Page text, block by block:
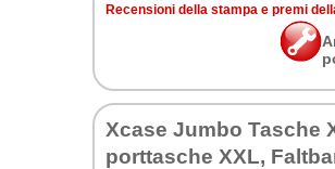
Re­cen­sio­ni del­la stam­pa e pre­mi
Xca­se Jum­bo Ta­sche
port­ta­sche XXL,